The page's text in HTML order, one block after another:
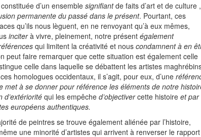
d’un ensemble signifiantde faits d’art et de culture ,
permanente du passé dans le présent. Pourtant, ces
qu’ils nous lèguent, en ne renvoyant qu’à eux mêmes,
inciterà vivre, pleinement, notre présent également
qui limitent la créativité et nous condamnent à en
peut faire remarquer que cette situation est également celle
celle dans laquelle se débattent les artistes
homologues occidentaux, il s’agit, pour eux, d’une
met à se donner pour référence les éléments de notre
d’extériorité qui les empêche d’objectivercette histoire et par
européens authentiques.
de peintres se trouve également aliénée par l’histoire,
une minorité d’artistes qui arrivent à renverser le rapport